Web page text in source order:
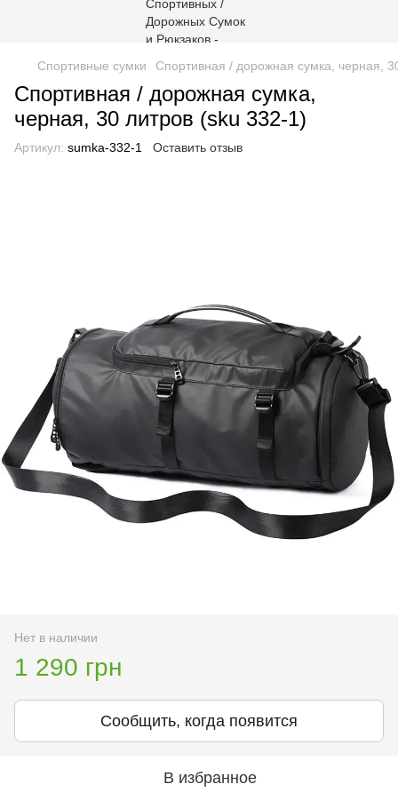
Спортивные сумки Спортивная / дорожная сумка, черная,
Спортивная / дорожная сумка,
черная, 30 литров (sku 332-1)
Артикул: sumka-332-1 Оставить отзыв
Нет в наличии
1 290 грн
Сообщить, когда появится
В избранное